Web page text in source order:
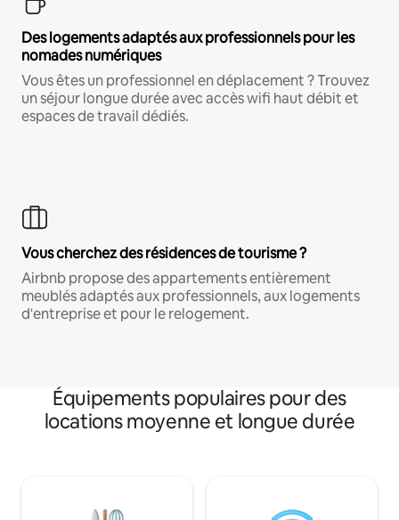
Des logements adaptés aux professionnels pour les
nomades numériques
Vous êtes un professionnel en déplacement ? Trouvez
un séjour longue durée avec accès wifi haut débit et
espaces de travail dédiés.
Vous cherchez des résidences de tourisme ?
Airbnb propose des appartements entièrement
meublés adaptés aux professionnels, aux logements
d'entreprise et pour le relogement.
Équipements populaires pour des
locations moyenne et longue durée